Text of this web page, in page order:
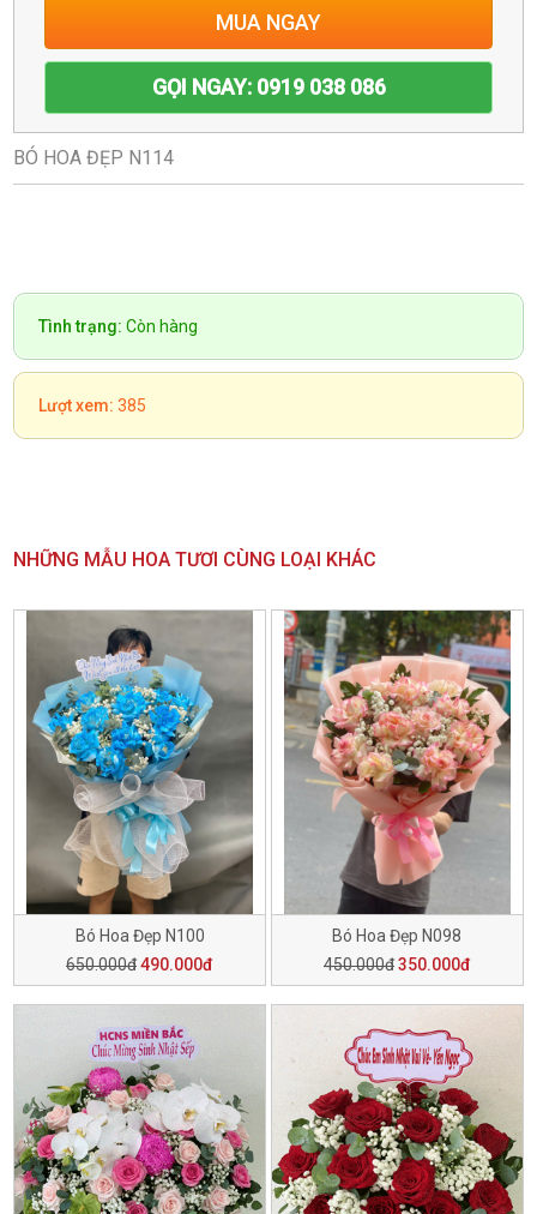
MUA NGAY
GỌI NGAY: 0919 038 086
BÓ HOA ĐẸP N114
Tình trạng: Còn hàng
Lượt xem: 385
NHỮNG MẪU HOA TƯƠI CÙNG LOẠI KHÁC
Bó Hoa Đẹp N100
650.000đ490.000đ
Bó Hoa Đẹp N098
450.000đ350.000đ